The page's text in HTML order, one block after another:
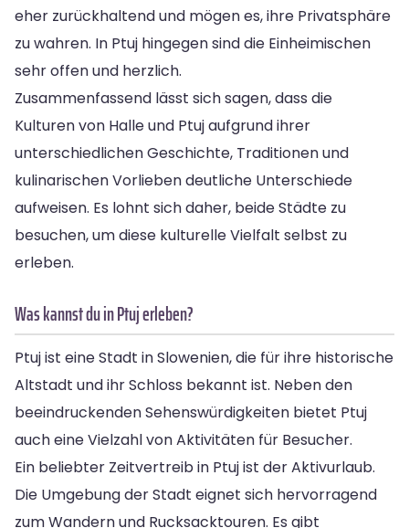
eher zurückhaltend und mögen es, ihre Privatsphäre
zu wahren. In Ptuj hingegen sind die Einheimischen
sehr offen und herzlich.
Zusammenfassend lässt sich sagen, dass die
Kulturen von Halle und Ptuj aufgrund ihrer
unterschiedlichen Geschichte, Traditionen und
kulinarischen Vorlieben deutliche Unterschiede
aufweisen. Es lohnt sich daher, beide Städte zu
besuchen, um diese kulturelle Vielfalt selbst zu
erleben.
Was kannst du in Ptuj erleben?
Ptuj ist eine Stadt in Slowenien, die für ihre historische
Altstadt und ihr Schloss bekannt ist. Neben den
beeindruckenden Sehenswürdigkeiten bietet Ptuj
auch eine Vielzahl von Aktivitäten für Besucher.
Ein beliebter Zeitvertreib in Ptuj ist der Aktivurlaub.
Die Umgebung der Stadt eignet sich hervorragend
zum Wandern und Rucksacktouren. Es gibt